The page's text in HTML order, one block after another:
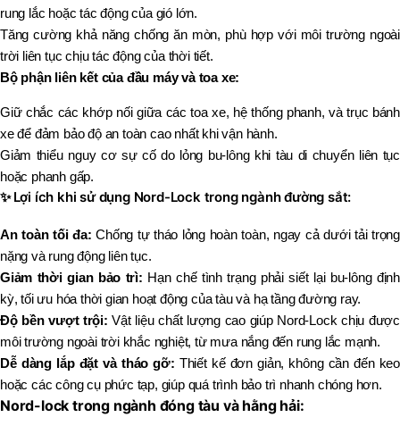
rung lắc hoặc tác động của gió lớn.
Tăng cường khả năng chống ăn mòn, phù hợp với môi trường ngoài
trời liên tục chịu tác động của thời tiết.
Bộ phận liên kết của đầu máy và toa xe:
Giữ chắc các khớp nối giữa các toa xe, hệ thống phanh, và trục bánh
xe để đảm bảo độ an toàn cao nhất khi vận hành.
Giảm thiểu nguy cơ sự cố do lỏng bu-lông khi tàu di chuyển liên tục
hoặc phanh gấp.
✨Lợi ích khi sử dụng Nord-Lock trong ngành đường sắt:
An toàn tối đa: Chống tự tháo lỏng hoàn toàn, ngay cả dưới tải trọng
nặng và rung động liên tục.
Giảm thời gian bảo trì: Hạn chế tình trạng phải siết lại bu-lông định
kỳ, tối ưu hóa thời gian hoạt động của tàu và hạ tầng đường ray.
Độ bền vượt trội: Vật liệu chất lượng cao giúp Nord-Lock chịu được
môi trường ngoài trời khắc nghiệt, từ mưa nắng đến rung lắc mạnh.
Dễ dàng lắp đặt và tháo gỡ: Thiết kế đơn giản, không cần đến keo
hoặc các công cụ phức tạp, giúp quá trình bảo trì nhanh chóng hơn.
Nord-lock trong ngành đóng tàu và hằng hải: